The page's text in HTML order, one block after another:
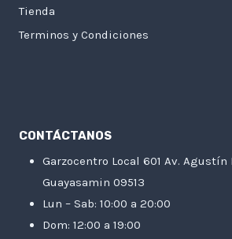
Tienda
Terminos y Condiciones
CONTÁCTANOS
Garzocentro Local 601 Av. Agustín
Guayasamin 09513
Lun – Sab: 10:00 a 20:00
Dom: 12:00 a 19:00